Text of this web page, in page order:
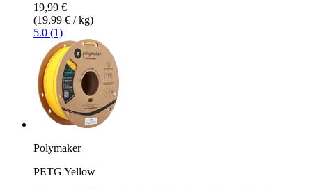
19,99 €
(19,99 € / kg)
5.0 (1)
Polymaker
PETG Yellow